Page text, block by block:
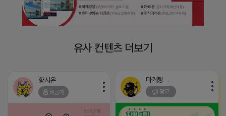
유사 컨텐츠 더보기
황시은
비공개 광고